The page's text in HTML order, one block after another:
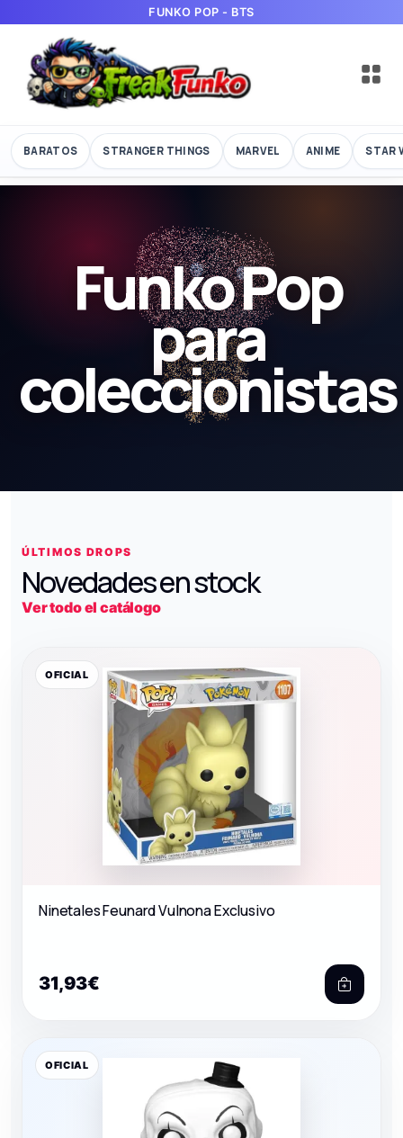
FUNKO POP - BTS
BARATOS STRANGER THINGS MARVEL ANIME STAR
Funko Pop
para
coleccionistas
ÚLTIMOS DROPS
Novedades en stock
Ver todo el catálogo
OFICIAL
Ninetales Feunard Vulnona Exclusivo
31,93€
OFICIAL